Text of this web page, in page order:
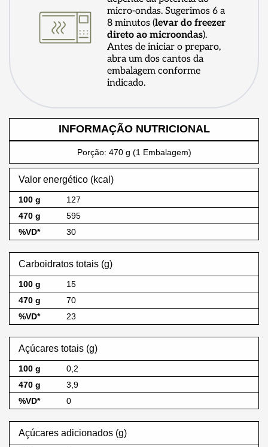
micro-ondas. Sugerimos 6 a
8 minutos (levar do freezer
direto ao microondas).
Antes de iniciar o preparo,
abra um dos cantos da
embalagem conforme
indicado.
INFORMAÇÃO NUTRICIONAL
Porção: 470 g (1 Embalagem)
Valor energético (kcal)
127
595
30
Carboidratos totais (g)
15
70
23
Açúcares totais (g)
0,2
3,9
0
Açúcares adicionados (g)